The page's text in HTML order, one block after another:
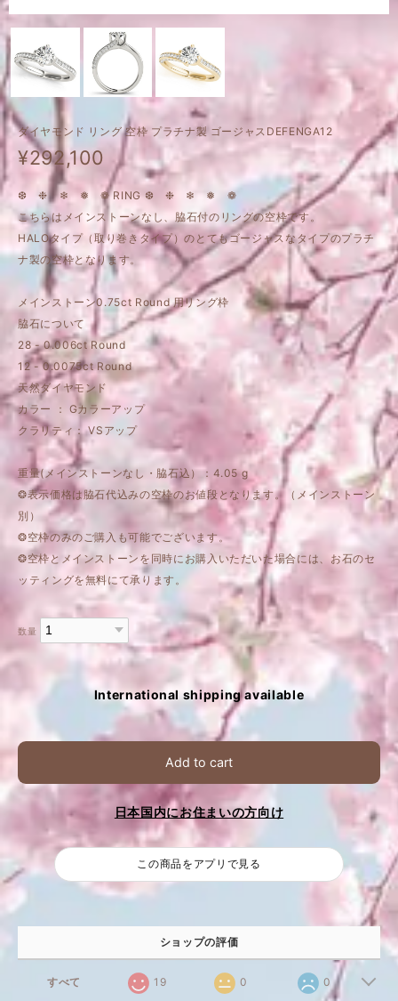
ダイヤモンド リング 空枠 プラチナ製 ゴージャスDEFENGA12
¥292,100
❆ ❉ ❄ ❅ ❁ RING ❆ ❉ ❄ ❅ ❁
こちらはメインストーンなし、脇石付のリングの空枠です。
HALOタイプ（取り巻きタイプ）のとてもゴージャスなタイプのプラチ
ナ製の空枠となります。
メインストーン0.75ct Round 用リング枠
脇石について
28 - 0.006ct Round
12 - 0.0075ct Round
天然ダイヤモンド
カラー ： Gカラーアップ
クラリティ： VSアップ
重量(メインストーンなし・脇石込）：4.05 g
❂表示価格は脇石代込みの空枠のお値段となります。（メインストーン
別）
❂空枠のみのご購入も可能でございます。
❂空枠とメインストーンを同時にお購入いただいた場合には、お石のセ
ッティングを無料にて承ります。
数量
International shipping available
Add to cart
日本国内にお住まいの方向け
この商品をアプリで見る
ショップの評価
すべて 19 0 0